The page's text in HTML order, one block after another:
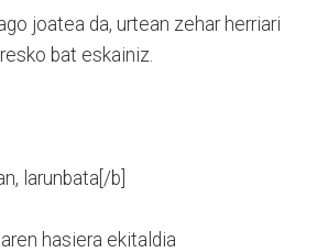
joatea da, urtean zehar herriari
bat eskainiz.
larunbata[/b]
hasiera ekitaldia